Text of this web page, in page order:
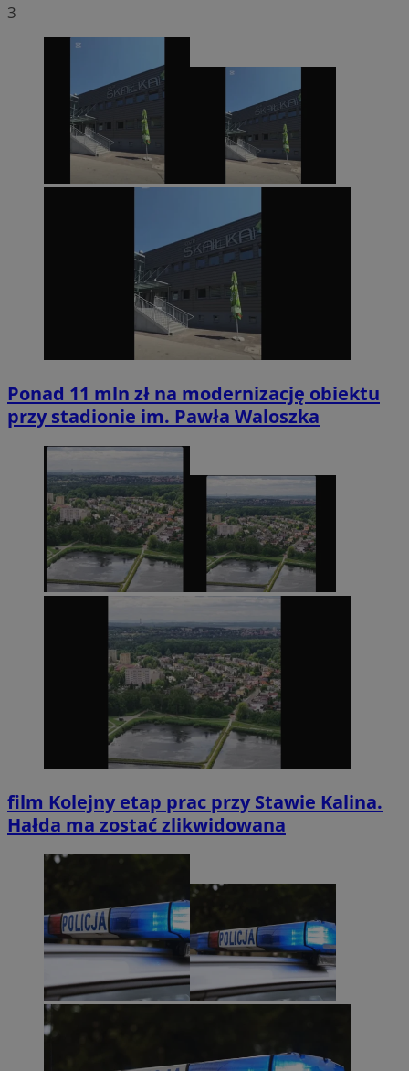
3
Ponad 11 mln zł na modernizację obiektu
przy stadionie im. Pawła Waloszka
film Kolejny etap prac przy Stawie Kalina.
Hałda ma zostać zlikwidowana